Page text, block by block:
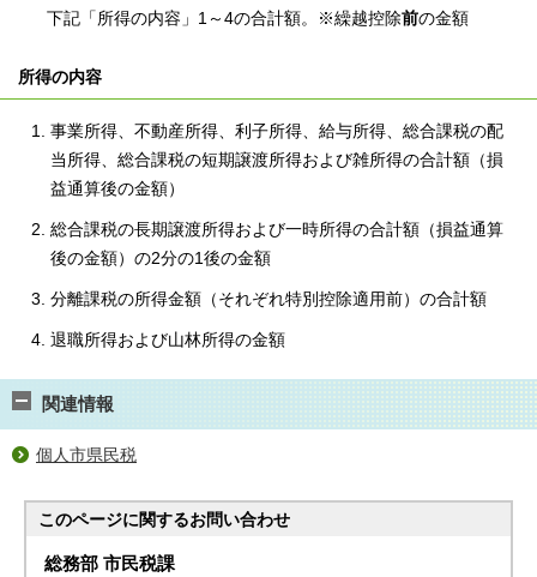
下記「所得の内容」1～4の合計額。※繰越控除前の金額
所得の内容
事業所得、不動産所得、利子所得、給与所得、総合課税の配
当所得、総合課税の短期譲渡所得および雑所得の合計額（損
益通算後の金額）
総合課税の長期譲渡所得および一時所得の合計額（損益通算
後の金額）の2分の1後の金額
分離課税の所得金額（それぞれ特別控除適用前）の合計額
退職所得および山林所得の金額
関連情報
個人市県民税
このページに関するお問い合わせ
総務部 市民税課